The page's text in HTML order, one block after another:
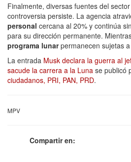
Finalmente, diversas fuentes del
controversia persiste. La agencia
personal cercana al 20% y continúa
para su dirección permanente.
programa lunarpermanecen sujetas
La entrada Musk declara la guerra al
sacude la carrera a la Luna se publicó
ciudadanos, PRI, PAN, PRD.
MPV
Compartir en: